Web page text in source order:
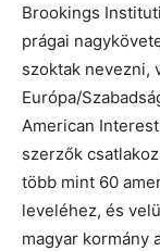
Brookings
prágai
szoktak nevezni,
Európa/
American
szerzők
több mint 60
leveléhez, és
magyar kormány